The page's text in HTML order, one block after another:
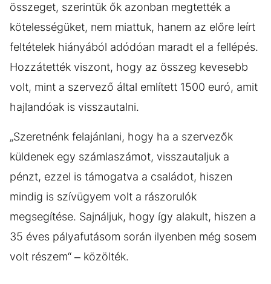
összeget, szerintük ők azonban megtették a
kötelességüket, nem miattuk, hanem az előre leírt
feltételek hiányából adódóan maradt el a fellépés.
Hozzátették viszont, hogy az összeg kevesebb
volt, mint a szervező által említett 1500 euró, amit
hajlandóak is visszautalni.
„Szeretnénk felajánlani, hogy ha a szervezők
küldenek egy számlaszámot, visszautaljuk a
pénzt, ezzel is támogatva a családot, hiszen
mindig is szívügyem volt a rászorulók
megsegítése. Sajnáljuk, hogy így alakult, hiszen a
35 éves pályafutásom során ilyenben még sosem
volt részem“ – közölték.